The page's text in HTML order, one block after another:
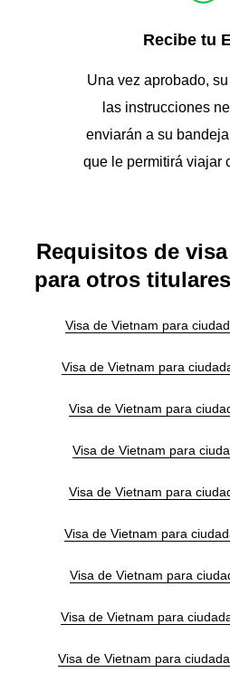
Recibe tu
Una vez aprobado,
las instrucciones
enviarán a su
que le permitirá viajar
Requisitos de
para otros
Visa de Vietnam para
Visa de Vietnam para
Visa de Vietnam para
Visa de Vietnam para
Visa de Vietnam para
Visa de Vietnam para
Visa de Vietnam para
Visa de Vietnam para
Visa de Vietnam para